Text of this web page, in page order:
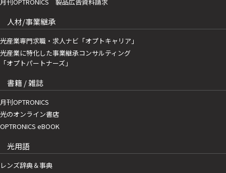
月刊OPTRONICS 製品広告資料請求
人材/事業継承
光産業専門求職・求人ナビ「オプトキャリア」
光産業に特化した事業継承コンサルティング
「オプトパートナーズ」
書籍 / 雑誌
月刊OPTRONICS
光のオンライン書店
OPTRONICS eBOOK
光用語
レンズ辞典＆事典